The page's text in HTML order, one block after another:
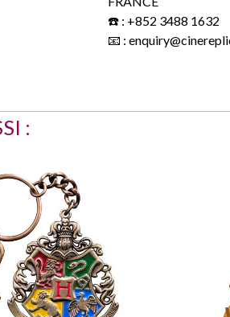
☎️ : +852 3488 1632
📧 :
: